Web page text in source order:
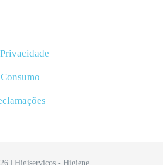
| Higiserviços - Higiene,